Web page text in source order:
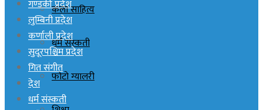
कला साहित्य
धर्म संस्कती
फोटो ग्यालरी
गण्डकी प्रदेश
लुम्बिनी प्रदेश
कर्णाली प्रदेश
सुदूरपश्चिम प्रदेश
गित संगीत
देश
धर्म संस्कती